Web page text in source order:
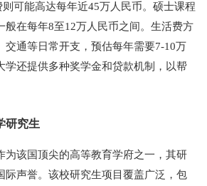
可能高达每年近45万人民币。硕士课程
般在每年8至12万人民币之间。生活费方
交通等日常开支，预估每年需要7-10万
学还提供多种奖学金和贷款机制，以帮
研究生
为该国顶尖的高等教育学府之一，其研
际声誉。该校研究生项目覆盖广泛，包